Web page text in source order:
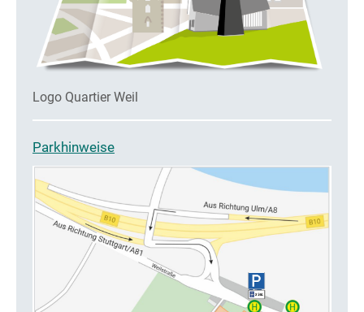
Logo Quartier Weil
Parkhinweise